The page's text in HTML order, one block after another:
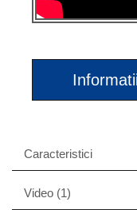
Caracteristici
Video (1)